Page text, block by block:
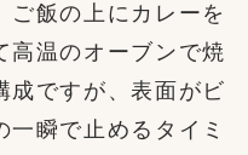
ご飯の上にカレーを
高温のオーブンで焼
ですが、表面がビ
瞬で止めるタイミ